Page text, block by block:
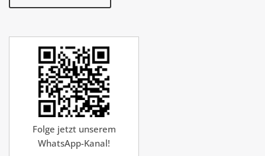
Folge jetzt unserem
WhatsApp-Kanal!